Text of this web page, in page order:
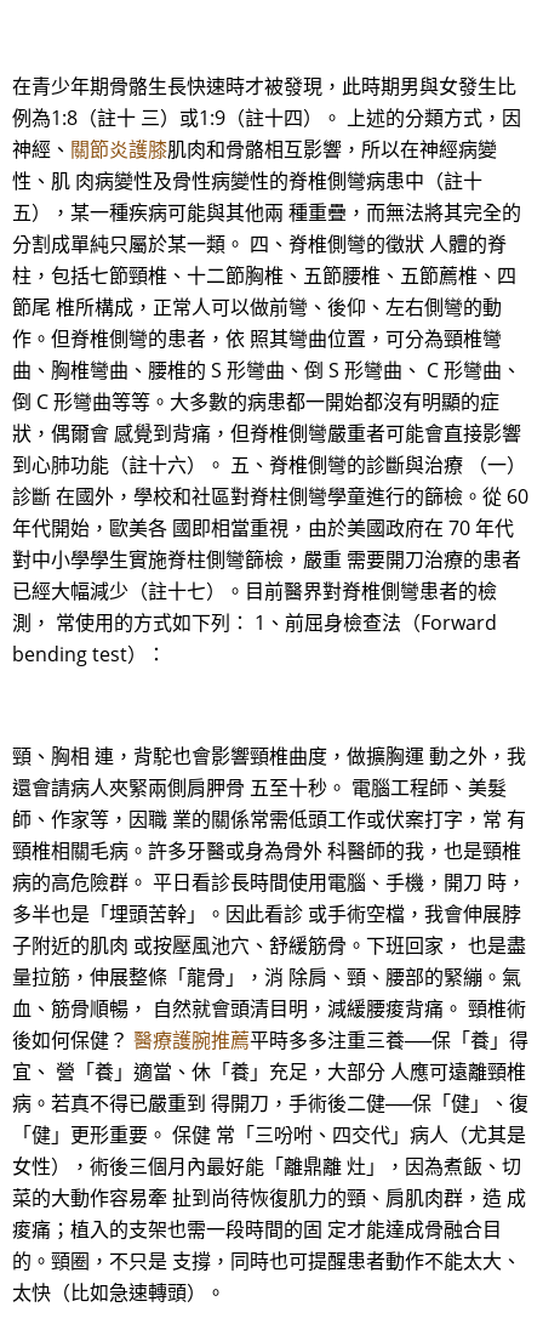
在青少年期骨骼生長快速時才被發現，此時期男與女發生比
例為1:8（註十 三）或1:9（註十四）。 上述的分類方式，因
神經、 關節炎護膝肌肉和骨骼相互影響，所以在神經病變
性、肌 肉病變性及骨性病變性的脊椎側彎病患中（註十
五），某一種疾病可能與其他兩 種重疊，而無法將其完全的
分割成單純只屬於某一類。 四、脊椎側彎的徵狀 人體的脊
柱，包括七節頸椎、十二節胸椎、五節腰椎、五節薦椎、四
節尾 椎所構成，正常人可以做前彎、後仰、左右側彎的動
作。但脊椎側彎的患者，依 照其彎曲位置，可分為頸椎彎
曲、胸椎彎曲、腰椎的 S 形彎曲、倒 S 形彎曲、 C 形彎曲、
倒 C 形彎曲等等。大多數的病患都一開始都沒有明顯的症
狀，偶爾會 感覺到背痛，但脊椎側彎嚴重者可能會直接影響
到心肺功能（註十六）。 五、脊椎側彎的診斷與治療 （一）
診斷 在國外，學校和社區對脊柱側彎學童進行的篩檢。從 60
年代開始，歐美各 國即相當重視，由於美國政府在 70 年代
對中小學學生實施脊柱側彎篩檢，嚴重 需要開刀治療的患者
已經大幅減少（註十七）。目前醫界對脊椎側彎患者的檢
測， 常使用的方式如下列： 1、前屈身檢查法（Forward
bending test）：
頸、胸相 連，背駝也會影響頸椎曲度，做擴胸運 動之外，我
還會請病人夾緊兩側肩胛骨 五至十秒。 電腦工程師、美髮
師、作家等，因職 業的關係常需低頭工作或伏案打字，常 有
頸椎相關毛病。許多牙醫或身為骨外 科醫師的我，也是頸椎
病的高危險群。 平日看診長時間使用電腦、手機，開刀 時，
多半也是「埋頭苦幹」。因此看診 或手術空檔，我會伸展脖
子附近的肌肉 或按壓風池穴、舒緩筋骨。下班回家， 也是盡
量拉筋，伸展整條「龍骨」，消 除肩、頸、腰部的緊繃。氣
血、筋骨順暢， 自然就會頭清目明，減緩腰痠背痛。 頸椎術
後如何保健？ 醫療護腕推薦平時多多注重三養──保「養」得
宜、 營「養」適當、休「養」充足，大部分 人應可遠離頸椎
病。若真不得已嚴重到 得開刀，手術後二健──保「健」、復
「健」更形重要。 保健 常「三吩咐、四交代」病人（尤其是
女性），術後三個月內最好能「離鼎離 灶」，因為煮飯、切
菜的大動作容易牽 扯到尚待恢復肌力的頸、肩肌肉群，造 成
痠痛；植入的支架也需一段時間的固 定才能達成骨融合目
的。頸圈，不只是 支撐，同時也可提醒患者動作不能太大、
太快（比如急速轉頭）。